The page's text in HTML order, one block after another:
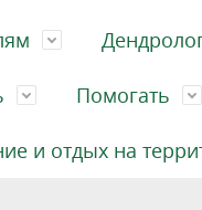
Помогать
и отдых на